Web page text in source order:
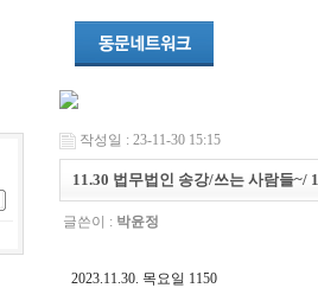
작성일 : 23-11-30 15:15
11.30 법무법인 송강/쓰는 사람들~/
글쓴이 : 박윤정
2023.11.30. 목요일 1150